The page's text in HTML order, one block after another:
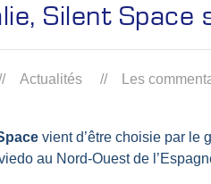
Silent Space
Actualités Les
vient d’être choisie par le
au Nord-Ouest de